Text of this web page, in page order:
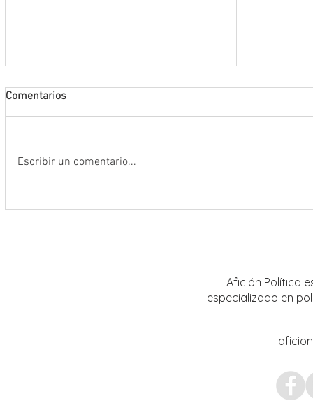
Comentarios
Escribir un comentario...
Afición Política
especializado en